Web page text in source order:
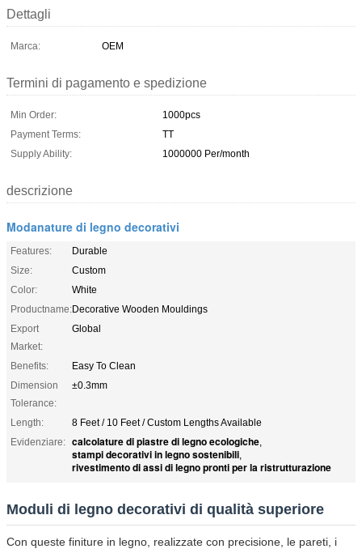
Dettagli
Marca: OEM
Termini di pagamento e spedizione
Min Order:
1000pcs
Payment Terms:
TT
Supply Ability:
1000000 Per/month
descrizione
Modanature di legno decorativi
Features:
Durable
Size:
Custom
Color:
White
Productname:Decorative Wooden Mouldings
Export
Market:
Global
Benefits:
Easy To Clean
Dimension
Tolerance:
±0.3mm
Length:
8 Feet / 10 Feet / Custom Lengths Available
Evidenziare: calcolature di piastre di legno ecologiche,
stampi decorativi in legno sostenibili,
rivestimento di assi di legno pronti per la ristrutturazione
Moduli di legno decorativi di qualità superiore
Con queste finiture in legno, realizzate con precisione, le pareti, i